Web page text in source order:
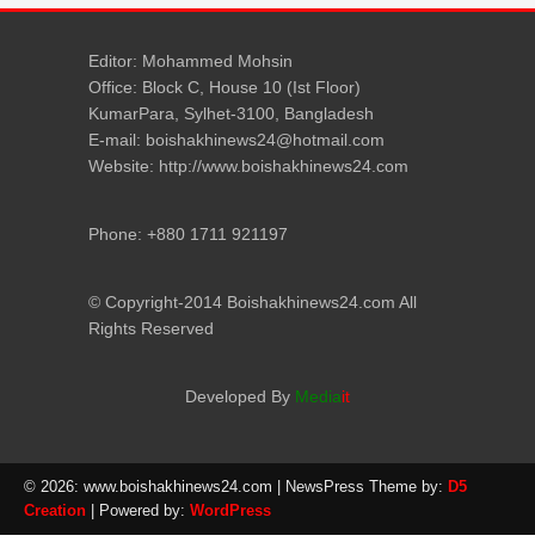
Editor: Mohammed Mohsin
Office: Block C, House 10 (Ist Floor)
KumarPara, Sylhet-3100, Bangladesh
E-mail: boishakhinews24@hotmail.com
Website: http://www.boishakhinews24.com
Phone: +880 1711 921197
© Copyright-2014 Boishakhinews24.com All
Rights Reserved
Developed By Mediait
© 2026: www.boishakhinews24.com | NewsPress Theme by: D5
Creation | Powered by: WordPress